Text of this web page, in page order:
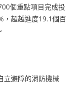
個重點項目完成投
，超越進度19.1個百
立避障的消防機械